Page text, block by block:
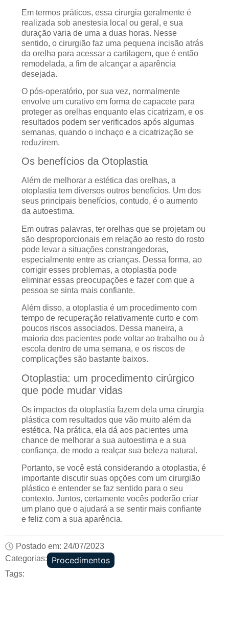
Em termos práticos, essa cirurgia geralmente é
realizada sob anestesia local ou geral, e sua
duração varia de uma a duas horas. Nesse
sentido, o cirurgião faz uma pequena incisão atrás
da orelha para acessar a cartilagem, que é então
remodelada, a fim de alcançar a aparência
desejada.
O pós-operatório, por sua vez, normalmente
envolve um curativo em forma de capacete para
proteger as orelhas enquanto elas cicatrizam, e os
resultados podem ser verificados após algumas
semanas, quando o inchaço e a cicatrização se
reduzirem.
Os benefícios da Otoplastia
Além de melhorar a estética das orelhas, a
otoplastia tem diversos outros benefícios. Um dos
seus principais benefícios, contudo, é o aumento
da autoestima.
Em outras palavras, ter orelhas que se projetam ou
são desproporcionais em relação ao resto do rosto
pode levar a situações constrangedoras,
especialmente entre as crianças. Dessa forma, ao
corrigir esses problemas, a otoplastia pode
eliminar essas preocupações e fazer com que a
pessoa se sinta mais confiante.
Além disso, a otoplastia é um procedimento com
tempo de recuperação relativamente curto e com
poucos riscos associados. Dessa maneira, a
maioria dos pacientes pode voltar ao trabalho ou à
escola dentro de uma semana, e os riscos de
complicações são bastante baixos.
Otoplastia: um procedimento cirúrgico
que pode mudar vidas
Os impactos da otoplastia fazem dela uma cirurgia
plástica com resultados que vão muito além da
estética. Na prática, ela dá aos pacientes uma
chance de melhorar a sua autoestima e a sua
confiança, de modo a realçar sua beleza natural.
Portanto, se você está considerando a otoplastia, é
importante discutir suas opções com um cirurgião
plástico e entender se faz sentido para o seu
contexto. Juntos, certamente vocês poderão criar
um plano que o ajudará a se sentir mais confiante
e feliz com a sua aparência.
Postado em: 24/07/2023
Categorias:
Procedimentos
Tags: